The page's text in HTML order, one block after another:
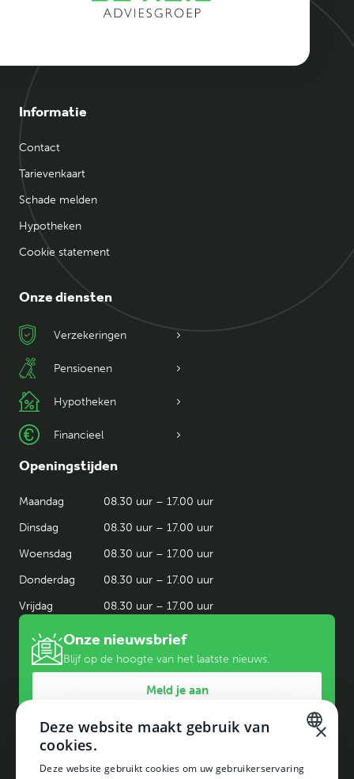
Informatie
Contact
Tarievenkaart
Schade melden
Hypotheken
Cookie statement
Onze diensten
Verzekeringen
Pensioenen
Hypotheken
Financieel
Openingstijden
Maandag
08.30 uur – 17.00 uur
Dinsdag
08.30 uur – 17.00 uur
Woensdag
08.30 uur – 17.00 uur
Donderdag
08.30 uur – 17.00 uur
Vrijdag
08.30 uur – 17.00 uur
Onze nieuwsbrief
Blijf op de hoogte van het laatste nieuws.
Meld je aan
×
Deze website maakt gebruik van
cookies.
Deze website gebruikt cookies om uw gebruikerservaring